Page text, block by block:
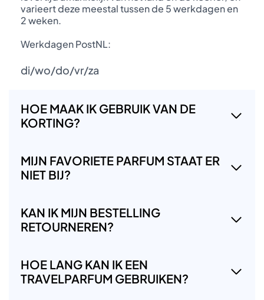
varieert deze meestal tussen de 5 werkdagen en
2 weken.
Werkdagen PostNL:
di/wo/do/vr/za
HOE MAAK IK GEBRUIK VAN DE
KORTING?
MIJN FAVORIETE PARFUM STAAT ER
NIET BIJ?
KAN IK MIJN BESTELLING
RETOURNEREN?
HOE LANG KAN IK EEN
TRAVELPARFUM GEBRUIKEN?